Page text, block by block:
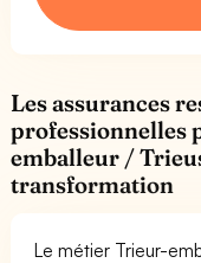
Les assurances
professionnelles
emballeur /
transformation
Le métier Trieur-